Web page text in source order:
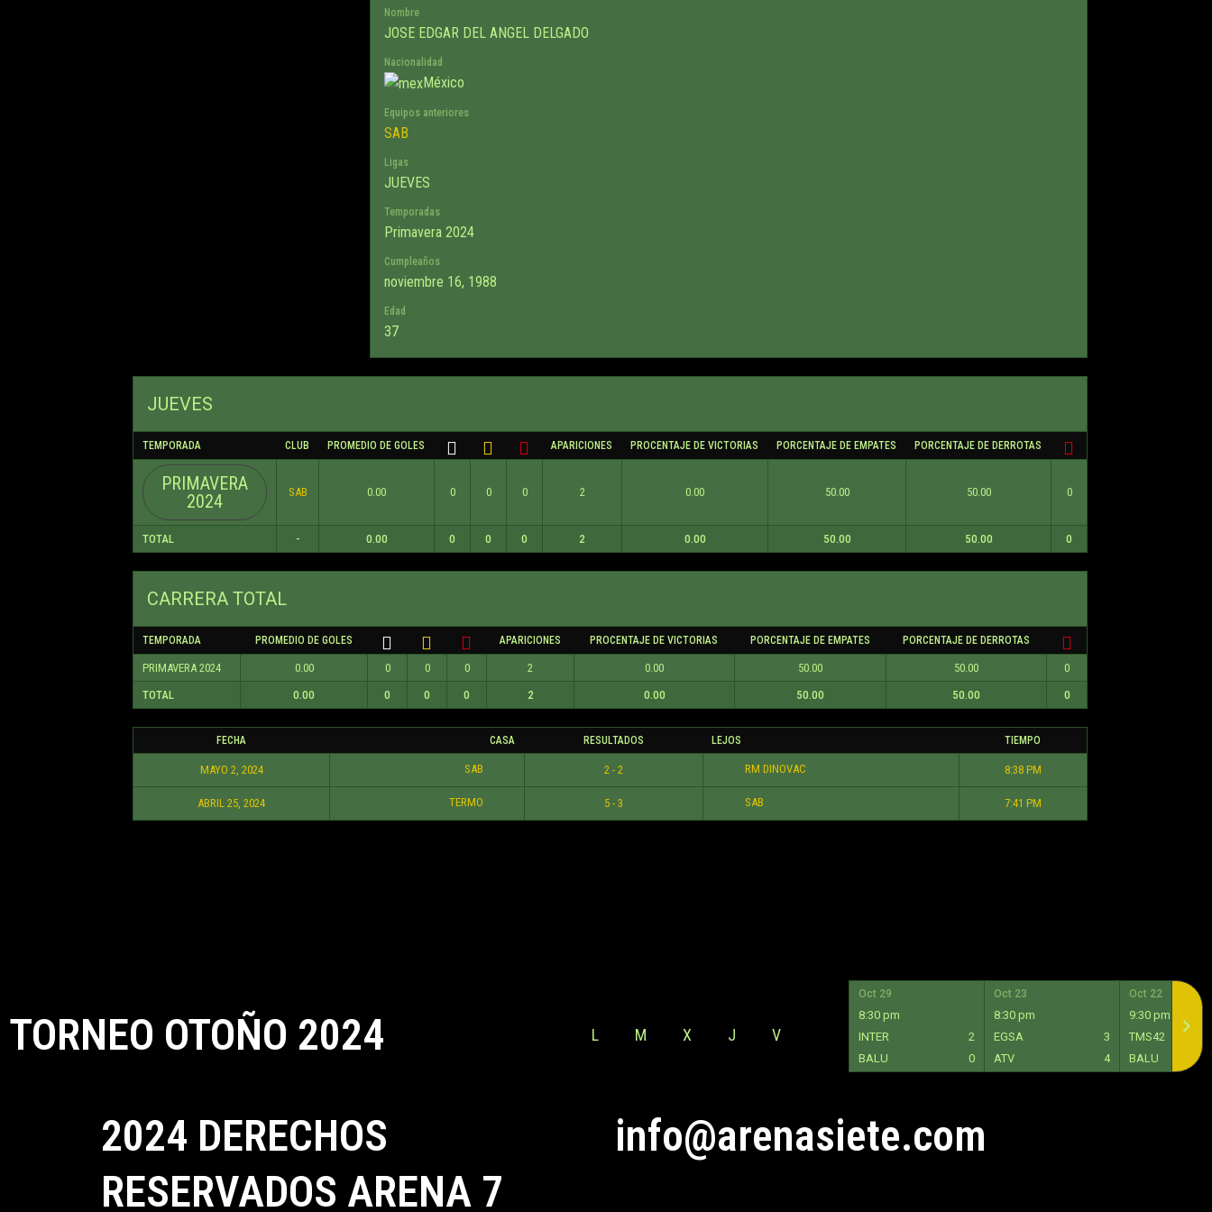
Nombre
JOSE EDGAR DEL ANGEL DELGADO
Nacionalidad
México
Equipos anteriores
SAB
Ligas
JUEVES
Temporadas
Primavera 2024
Cumpleaños
noviembre 16, 1988
Edad
37
JUEVES
TEMPORADA CLUB PROMEDIO DE GOLES APARICIONES PROCENTAJE DE VICTORIAS PORCENTAJE DE EMPATES PORCENTAJE DE DERROTAS
PRIMAVERA
2024
SAB 0.00 0 0 0 2 0.00 50.00 50.00 0
TOTAL - 0.00 0 0 0 2 0.00 50.00 50.00 0
CARRERA TOTAL
TEMPORADA PROMEDIO DE GOLES APARICIONES PROCENTAJE DE VICTORIAS PORCENTAJE DE EMPATES PORCENTAJE DE DERROTAS
PRIMAVERA 2024 0.00 0 0 0 2 0.00 50.00 50.00
0
TOTAL
0.00 0 0 0 2 0.00 50.00 50.00 0
FECHA CASA RESULTADOS LEJOS TIEMPO
MAYO 2, 2024 SAB 2 - 2 RM DINOVAC 8:38 PM
ABRIL 25, 2024 TERMO 5 - 3 SAB 7:41 PM
TORNEO OTOÑO 2024 L M X J V
Oct 29
8:30 pm
INTER
2
BALU
0
Oct 23
8:30 pm
EGSA
3
ATV
4
Oct 22
9:30 pm
TMS42
BALU
2024 DERECHOS
RESERVADOS ARENA 7
info@arenasiete.com